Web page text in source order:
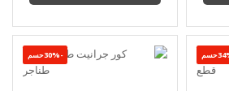
-30%حسم